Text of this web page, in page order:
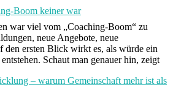
Boom keiner war
war viel vom „Coaching-Boom“ zu
neue Angebote, neue
ersten Blick wirkt es, als würde ein
Schaut man genauer hin, zeigt
– warum Gemeinschaft mehr ist als